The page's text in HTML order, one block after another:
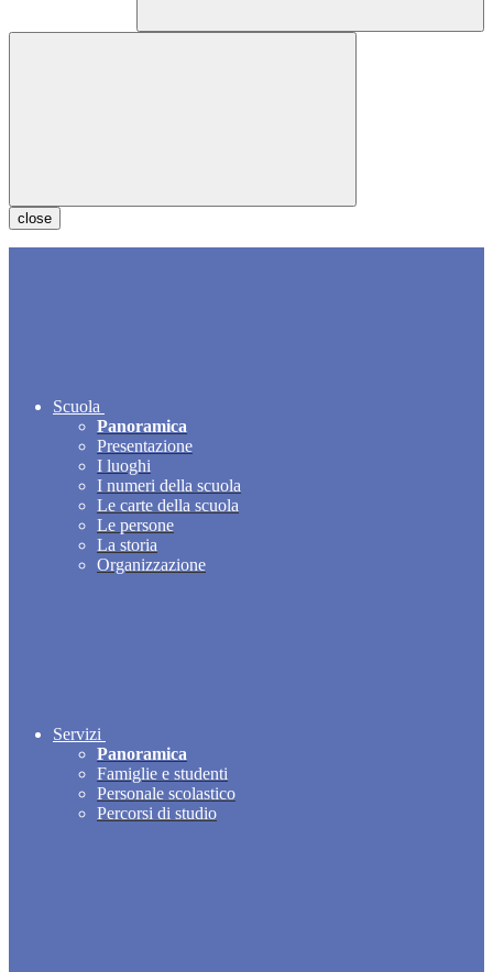
close
Scuola
Panoramica
Presentazione
I luoghi
I numeri della scuola
Le carte della scuola
Le persone
La storia
Organizzazione
Servizi
Panoramica
Famiglie e studenti
Personale scolastico
Percorsi di studio